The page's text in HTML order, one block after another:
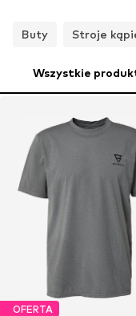
Buty
Stroje
Wszystkie
OFERTA